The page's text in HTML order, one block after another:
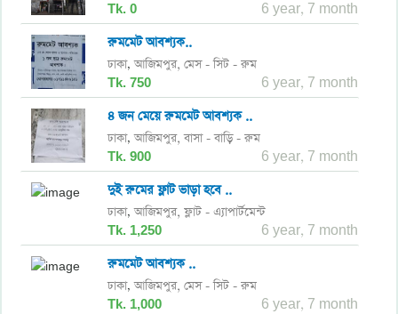
Tk. 0 6 year, 7 month
রুমমেট আবশ্যক..
ঢাকা,আজিমপুর, মেস - সিট - রুম
Tk. 750 6 year, 7 month
৪ জন মেয়ে রুমমেট আবশ্যক ..
ঢাকা,আজিমপুর, বাসা - বাড়ি - রুম
Tk. 900 6 year, 7 month
দুই রুমের ফ্লাট ভাড়া হবে ..
ঢাকা,আজিমপুর, ফ্লাট - এ্যাপার্টমেন্ট
Tk. 1,250 6 year, 7 month
রুমমেট আবশ্যক ..
ঢাকা,আজিমপুর, মেস - সিট - রুম
Tk. 1,000 6 year, 7 month